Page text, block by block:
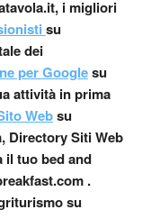
i migliori
su
dei
per Googlesu
attività in prima
Websu
Directory Siti Web
tuo bed and
.
su